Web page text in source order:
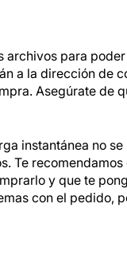
archivos para
a la dirección de
Asegúrate de
instantánea no se
Te recomendamos
y que te
con el pedido,